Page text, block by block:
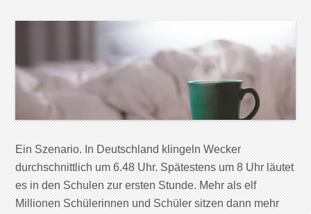
Ein Szenario. In Deutschland klingeln Wecker
durchschnittlich um 6.48 Uhr. Spätestens um 8 Uhr läutet
es in den Schulen zur ersten Stunde. Mehr als elf
Millionen Schülerinnen und Schüler sitzen dann mehr